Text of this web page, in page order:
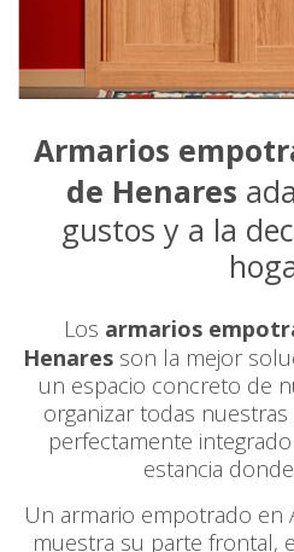
Armarios
de Henares
gustos y a la
Los armarios
Henares son la mejor
un espacio concreto de
organizar todas
perfectamente
estancia
Un armario empotrado en
muestra su parte frontal,